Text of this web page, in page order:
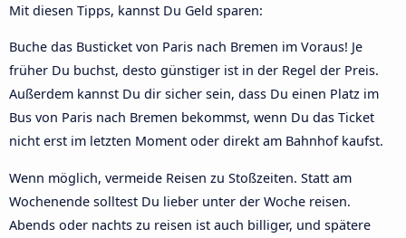
Mit diesen Tipps, kannst Du Geld sparen:
Buche das Busticket von Paris nach Bremen im Voraus! Je
früher Du buchst, desto günstiger ist in der Regel der Preis.
Außerdem kannst Du dir sicher sein, dass Du einen Platz im
Bus von Paris nach Bremen bekommst, wenn Du das Ticket
nicht erst im letzten Moment oder direkt am Bahnhof kaufst.
Wenn möglich, vermeide Reisen zu Stoßzeiten. Statt am
Wochenende solltest Du lieber unter der Woche reisen.
Abends oder nachts zu reisen ist auch billiger, und spätere